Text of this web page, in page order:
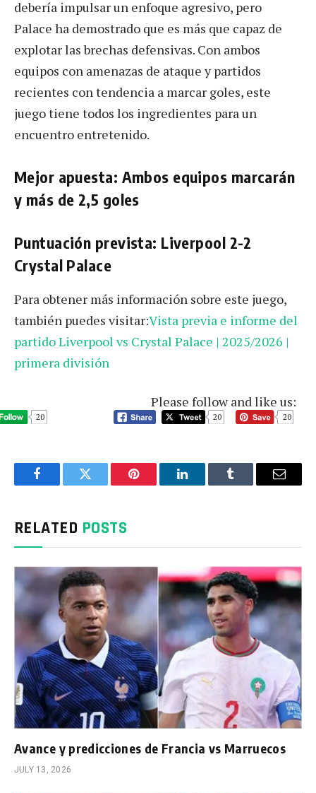
debería impulsar un enfoque agresivo, pero
Palace ha demostrado que es más que capaz de
explotar las brechas defensivas. Con ambos
equipos con amenazas de ataque y partidos
recientes con tendencia a marcar goles, este
juego tiene todos los ingredientes para un
encuentro entretenido.
Mejor apuesta: Ambos equipos marcarán
y más de 2,5 goles
Puntuación prevista: Liverpool 2-2
Crystal Palace
Para obtener más información sobre este juego,
también puedes visitar:Vista previa e informe del
partido Liverpool vs Crystal Palace | 2025/2026 |
primera división
Please follow and like us:
20 20 20
FacebookTwitter Pinterest LinkedInTumblr Email
RELATED POSTS
Avance y predicciones de Francia vs Marruecos
JULY 13, 2026